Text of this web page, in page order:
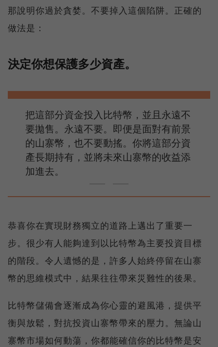
那說明你過於貪婪。不要掉入這個陷阱。正確的
做法是：
決定你想保護多少資產。
把這部分資金投入比特幣，並且永遠不
要拋售。永遠不要。即便是面對有前景
的山寨幣，也不要動搖。你將這部分資
產長期持有，並將未來山寨幣的收益添
加進去。
恭喜你在實現財務獨立的道路上邁出了重要一
步。很少有人能夠達到以比特幣為主要投資目標
的階段。令人遺憾的是，許多人始終停留在山寨
幣的思維模式中，結果往往帶來災難性的後果。
比特幣儲備會逐漸成為你心靈的避風港，提供平
衡與放鬆，對抗投資山寨幣帶來的壓力。無論山
寨幣市場如何動蕩，你都能確信你的比特幣是安